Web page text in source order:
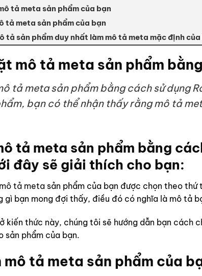
tả meta sản phẩm của bạn
tả meta sản phẩm của bạn
tả sản phẩm duy nhất làm mô tả meta mặc định của
mô tả meta sản phẩm
tả meta sản phẩm bằng cách sử dụng
bạn có thể nhận thấy rằng mô tả
tả meta sản phẩm bằng
đây sẽ giải thích cho bạn:
mô tả meta sản phẩm của bạn được chọn theo
gì bạn mong đợi thấy, điều đó có nghĩa là mô tả
kiến ​​thức này, chúng tôi sẽ hướng dẫn bạn cách
sản phẩm của bạn.
mô tả meta sản phẩm của